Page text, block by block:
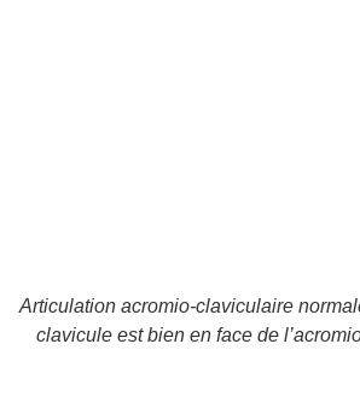
Articulation acromio-claviculaire
clavicule est bien en face de